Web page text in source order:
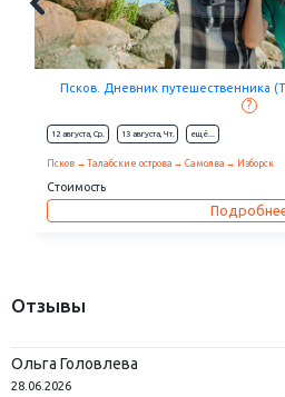
Талабские острова и монастыри
?
25 июля,Вс. 08 августа,Вс. eщё...
Санкт-Петербург Талабские острова Псков
Стоимость
Отзывы
Ольга Головлева
28.06.2026